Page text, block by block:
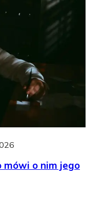
mówi o nim jego